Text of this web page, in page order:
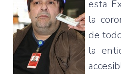
esta
la
de
la